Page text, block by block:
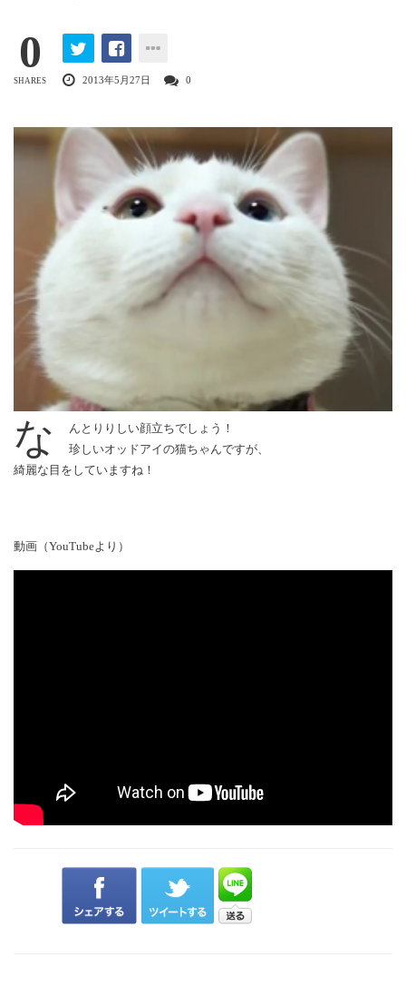
0
SHARES 2013年5月27日 0
な
んとりりしい顔立ちでしょう！
珍しいオッドアイの猫ちゃんですが、
綺麗な目をしていますね！
動画（YouTubeより）